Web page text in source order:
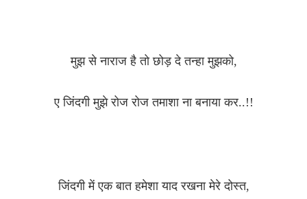
मुझ से नाराज है तो छोड़ दे तन्हा मुझको,
ए जिंदगी मुझे रोज रोज तमाशा ना बनाया कर..!!
जिंदगी में एक बात हमेशा याद रखना मेरे दोस्त,